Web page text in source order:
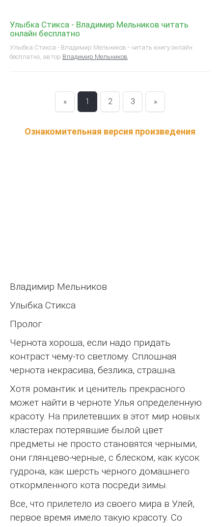
Улыбка Стикса - Владимир Мельников читать
онлайн бесплатно
Улыбка Стикса - Владимир Мельников - читать книгу онлайн
бесплатно, автор Владимир Мельников
« 1 2 3 »
Ознакомительная версия произведения
Владимир Мельников
Улыбка Стикса
Пролог
Чернота хороша, если надо придать
контраст чему-то светлому. Сплошная
чернота некрасива, безлика, страшна.
Хотя романтик и ценитель прекрасного
может найти в черноте Улья определенную
красоту. На прилетевших в этот мир новых
кластерах потерявшие былой цвет
предметы не просто становятся черными,
они глянцево-черные, с блеском, как кусок
гудрона, как шерсть черного домашнего
откормленного кота посреди зимы.
Все, что прилетело из своего мира в Улей,
первое время имело такую красоту. Со